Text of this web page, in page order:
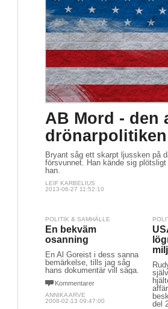
AB Mord - den
Bryant såg ett skarpt ljussken på
försvunnet. Han kände sig
han.
LEIF KARBELIUS
2013-06-27 11:52:10
POLITIK & SAMHÄLLE
En bekväm
osanning
En Al Goreist i dess sanna
bemärkelse, tills jag såg
hans dokumentär vill säga.
Kommentarer
ANNIKA ARVE
2008-02-13 09:47:00
del